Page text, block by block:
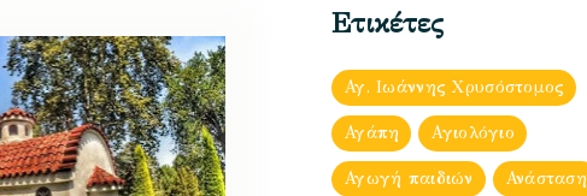
Ετικέτες
Αγ. Ιωάννης Χρυσόστομος
Αγάπη Αγιολόγιο
Αγωγή παιδιών Ανάσταση